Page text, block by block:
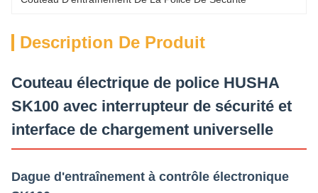
Description De Produit
Couteau électrique de police HUSHA
SK100 avec interrupteur de sécurité et
interface de chargement universelle
Dague d'entraînement à contrôle électronique